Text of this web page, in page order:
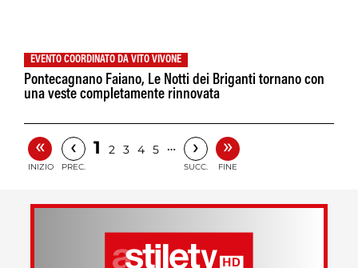
EVENTO COORDINATO DA VITO VIVONE
Pontecagnano Faiano, Le Notti dei Briganti tornano con
una veste completamente rinnovata
«
INIZIO
‹
PREC.
1 2 3 4 5 … ›
SUCC.
»
FINE